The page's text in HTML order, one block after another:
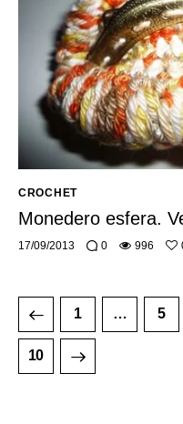
CROCHET
Monedero esfera.
17/09/2013 0 996
1 … 5
10